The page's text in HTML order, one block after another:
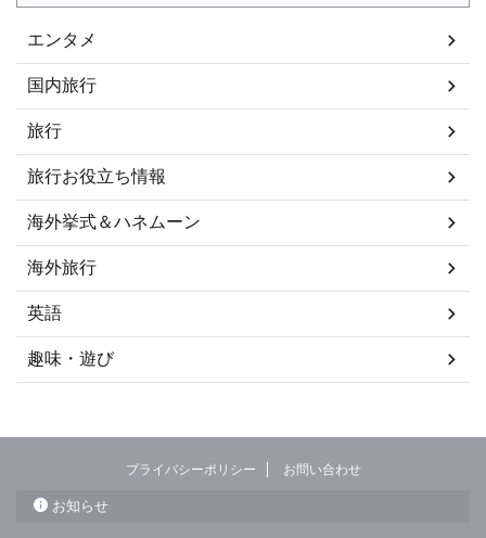
エンタメ
国内旅行
旅行
旅行お役立ち情報
海外挙式＆ハネムーン
海外旅行
英語
趣味・遊び
プライバシーポリシー お問い合わせ
お知らせ